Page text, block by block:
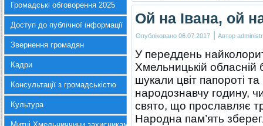
Громадські обговорення 2025
Доступ до публічної інформації
Звернення громадян
Кадри
Консультації з громадськістю
Культура
Ой на Івана, ой
Опубліковано 06.07.2017 | Автор
У переддень
Хмельницькій обласній
шукали цвіт папороті
народознавчу годину,
свято, що прославляє
Народна пам’ять